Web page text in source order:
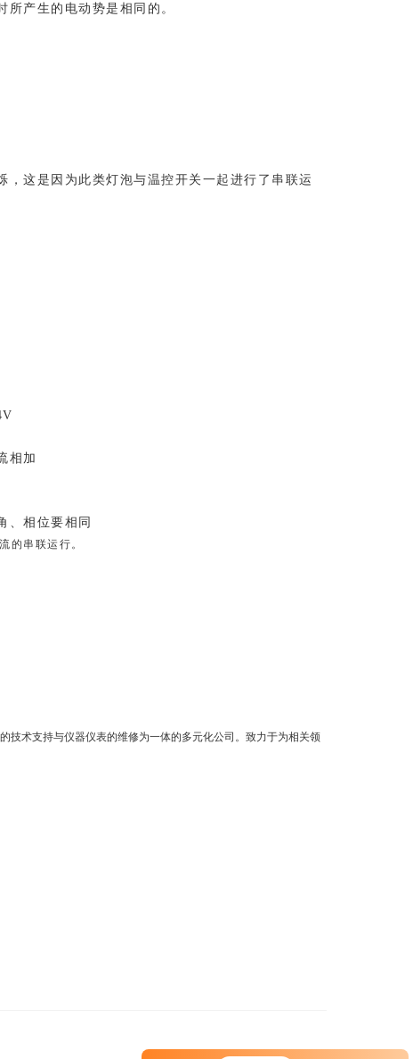
产生的电动势是相同的。
这是因为此类灯泡与温控开关一起进行了串联运
相加
、相位要相同
的串联运行。
技术支持与仪器仪表的维修为一体的多元化公司。致力于为相关领